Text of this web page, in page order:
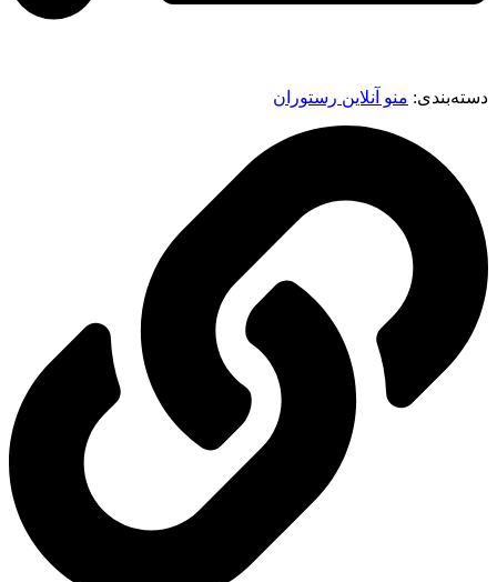
دسته‌بندی: منو آنلاین رستوران